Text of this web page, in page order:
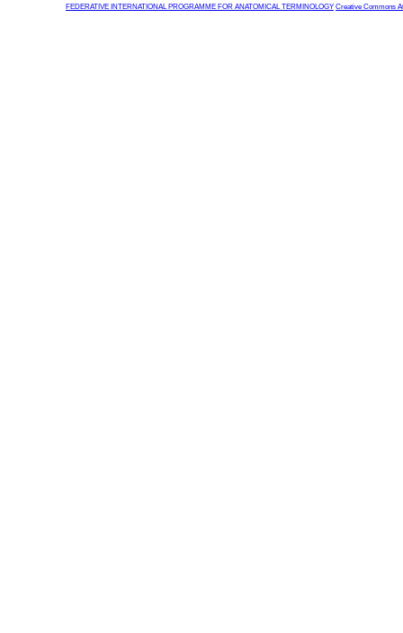
FEDERATIVE INTERNATIONAL PROGRAMME FOR ANATOMICAL TERMINOLOGY Creative Commons